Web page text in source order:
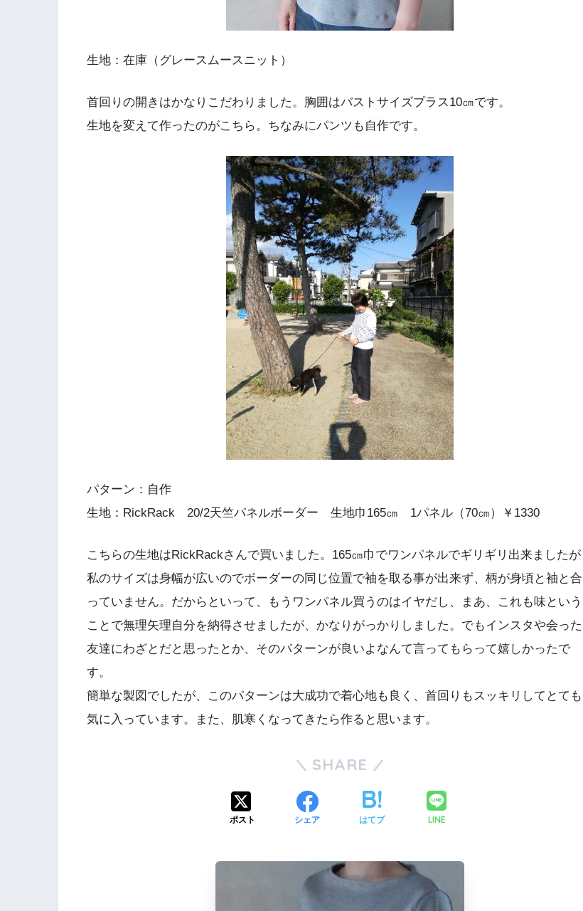
生地：在庫（グレースムースニット）
首回りの開きはかなりこだわりました。胸囲はバストサイズプラス10㎝です。
生地を変えて作ったのがこちら。ちなみにパンツも自作です。
パターン：自作
生地：RickRack 20/2天竺パネルボーダー 生地巾165㎝ 1パネル（70㎝）￥1330
こちらの生地はRickRackさんで買いました。165㎝巾でワンパネルでギリギリ出来ましたが
私のサイズは身幅が広いのでボーダーの同じ位置で袖を取る事が出来ず、柄が身頃と袖と合
っていません。だからといって、もうワンパネル買うのはイヤだし、まあ、これも味という
ことで無理矢理自分を納得させましたが、かなりがっかりしました。でもインスタや会った
友達にわざとだと思ったとか、そのパターンが良いよなんて言ってもらって嬉しかったで
す。
簡単な製図でしたが、このパターンは大成功で着心地も良く、首回りもスッキリしてとても
気に入っています。また、肌寒くなってきたら作ると思います。
SHARE
ポスト シェア はてブ LINE